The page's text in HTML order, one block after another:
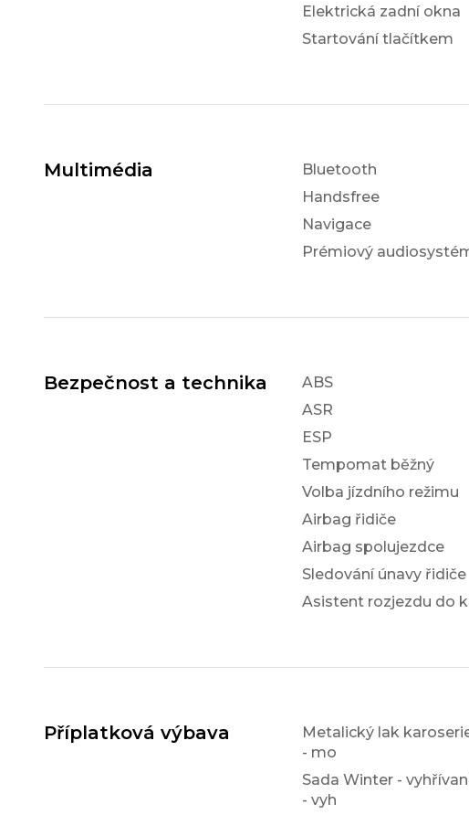
Elektrická zadní okna
Startování tlačítkem
Multimédia
Bluetooth
Handsfree
Navigace
Prémiový
Bezpečnost a technika
ABS
ASR
ESP
Tempomat běžný
Volba jízdního režimu
Airbag řidiče
Airbag spolujezdce
Sledování únavy řidiče
Asistent rozjezdu do
Příplatková výbava
Metalický lak
- mo
Sada Winter -
- vyh